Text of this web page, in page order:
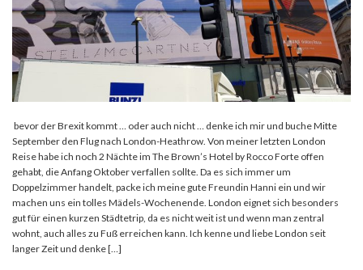
bevor der Brexit kommt … oder auch nicht … denke ich mir und buche Mitte
September den Flug nach London-Heathrow. Von meiner letzten London
Reise habe ich noch 2 Nächte im The Brown’s Hotel by Rocco Forte offen
gehabt, die Anfang Oktober verfallen sollte. Da es sich immer um
Doppelzimmer handelt, packe ich meine gute Freundin Hanni ein und wir
machen uns ein tolles Mädels-Wochenende. London eignet sich besonders
gut für einen kurzen Städtetrip, da es nicht weit ist und wenn man zentral
wohnt, auch alles zu Fuß erreichen kann. Ich kenne und liebe London seit
langer Zeit und denke […]